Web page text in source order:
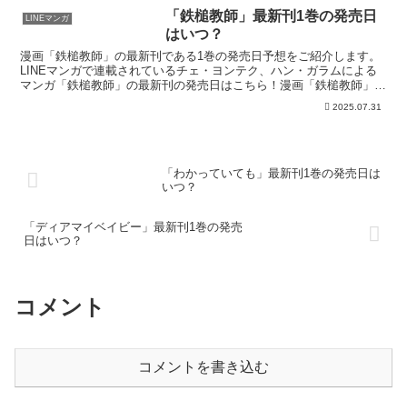
LINEマンガ
「鉄槌教師」最新刊1巻の発売日
はいつ？
漫画「鉄槌教師」の最新刊である1巻の発売日予想をご紹介します。
LINEマンガで連載されているチェ・ヨンテク、ハン・ガラムによる
マンガ「鉄槌教師」の最新刊の発売日はこちら！漫画「鉄槌教師」1
2025.07.31
「わかっていても」最新刊1巻の発売日は
いつ？
「ディアマイベイビー」最新刊1巻の発売
日はいつ？
コメント
コメントを書き込む